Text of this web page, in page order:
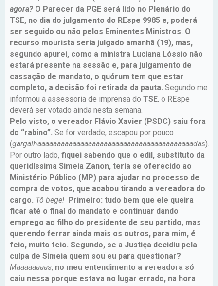
agora? O Parecer da PGE será lido no Plenário do
TSE, no dia do julgamento do REspe 9985 e, poderá
ser seguido ou não pelos Eminentes Ministros. O
recurso mourista seria julgado amanhã (19), mas,
segundo apurei, como a ministra Luciana Lóssio não
estará presente na sessão e, para julgamento de
cassação de mandato, o quórum tem que estar
completo, a decisão foi retirada da pauta. Segundo me
informou a assessoria de imprensa do TSE, o REspe
deverá ser votado ainda nesta semana.
Pelo visto, o vereador Flávio Xavier (PSDC) saiu fora
do “rabino”. Se for verdade, escapou por pouco
(gargalhaaaaaaaaaaaaaaaaaaaaaaaaaaaaaaaaaaaaaaaadas).
Por outro lado, fiquei sabendo que o edil, substituto da
queridíssima Simeia Zanon, teria se oferecido ao
Ministério Público (MP) para ajudar no processo de
compra de votos, que acabou tirando a vereadora do
cargo. Tô bege! Primeiro: tudo bem que ele queira
ficar até o final do mandato e continuar dando
emprego ao filho do presidente de seu partido, mas
querendo ferrar ainda mais os outros, para mim, é
feio, muito feio. Segundo, se a Justiça decidiu pela
culpa de Simeia quem sou eu para questionar?
Maaaaaaaas, no meu entendimento a vereadora só
caiu nessa porque estava no lugar errado, na hora